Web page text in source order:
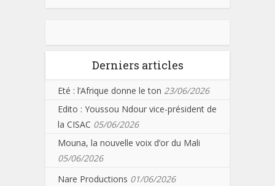
Derniers articles
Eté : l’Afrique donne le ton 23/06/2026
Edito : Youssou Ndour vice-président de
la CISAC 05/06/2026
Mouna, la nouvelle voix d’or du Mali
05/06/2026
Nare Productions 01/06/2026